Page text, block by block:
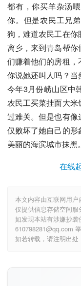
都有，你买羊杂汤
你。但是农民工兄
狗，难道农民工在
离乡，来到青岛帮
们赚着他们的房租，
你说她还叫人吗？当
今年3月份崂山区中
农民工买菜挂面大米
过难关。但是也有像
仅败坏了她自己的
美丽的海滨城市抹黑。
在线
本文内容由互联网用
仅提供信息存储空间服
如发现本站有涉嫌抄
610798281@qq.com
如若转载，请注明出